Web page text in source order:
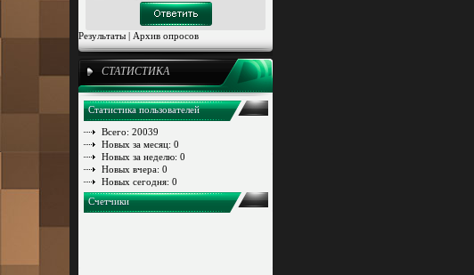
Результаты | Архив опросов
СТАТИСТИКА
Статистика пользователей
Всего: 20039
Новых за месяц: 0
Новых за неделю: 0
Новых вчера: 0
Новых сегодня: 0
Счетчики